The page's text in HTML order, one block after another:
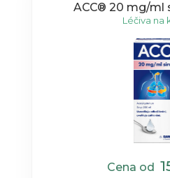
ACC® 20 mg/ml
Léčiva na
Cena od